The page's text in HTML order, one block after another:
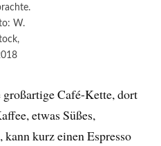
W.
Café-Kette, dort
etwas Süßes,
kurz einen Espresso